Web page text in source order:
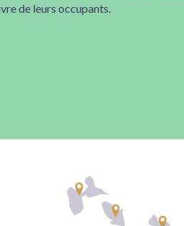
de leurs occupants.